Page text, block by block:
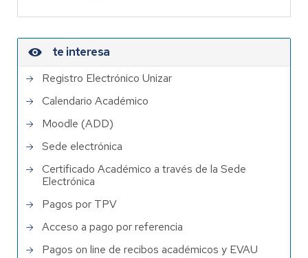
te interesa
Registro Electrónico Unizar
Calendario Académico
Moodle (ADD)
Sede electrónica
Certificado Académico a través de la Sede
Electrónica
Pagos por TPV
Acceso a pago por referencia
Pagos on line de recibos académicos y EVAU